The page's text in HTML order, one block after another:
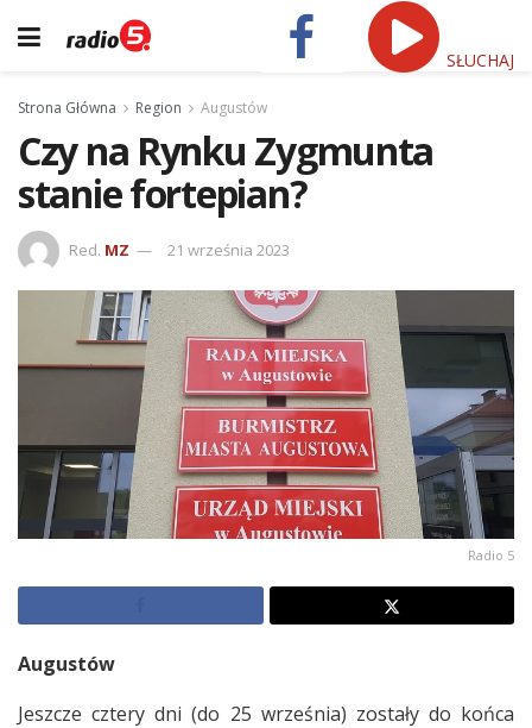
SŁUCHAJ
Strona Główna Region Augustów
Czy na Rynku Zygmunta
stanie fortepian?
Red. MZ 21 września 2023
Radio 5
Augustów
Jeszcze cztery dni (do 25 września) zostały do końca